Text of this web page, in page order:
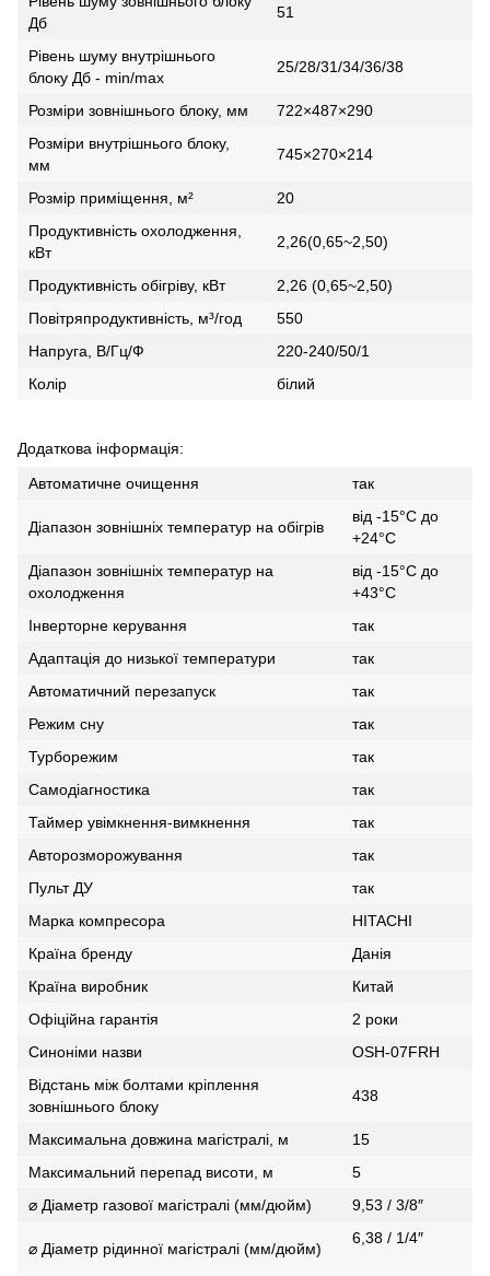
Дб
51
Рівень шуму внутрішнього
блоку Дб - min/max
25/28/31/34/36/38
Розміри зовнішнього блоку, мм
722×487×290
Розміри внутрішнього блоку,
мм
745×270×214
Розмір приміщення, м²
20
Продуктивність охолодження,
кВт
2,26(0,65~2,50)
Продуктивність обігріву, кВт
2,26 (0,65~2,50)
Повітряпродуктивність, м³/год
550
Напруга, В/Гц/Ф
220-240/50/1
Колір
білий
Додаткова інформація:
Автоматичне очищення
так
Діапазон зовнішніх температур на обігрів
від -15°С до
+24°С
Діапазон зовнішніх температур на
охолодження
від -15°С до
+43°С
Інверторне керування
так
Адаптація до низької температури
так
Автоматичний перезапуск
так
Режим сну
так
Турборежим
так
Самодіагностика
так
Таймер увімкнення-вимкнення
так
Авторозморожування
так
Пульт ДУ
так
Марка компресора
HITACHI
Країна бренду
Данія
Країна виробник
Китай
Офіційна гарантія
2 роки
Синоніми назви
OSH-07FRH
Відстань між болтами кріплення
зовнішнього блоку
438
Максимальна довжина магістралі, м
15
Максимальний перепад висоти, м
5
⌀ Діаметр газової магістралі (мм/дюйм)
9,53 / 3/8″
⌀ Діаметр рідинної магістралі (мм/дюйм)
6,38 / 1/4″